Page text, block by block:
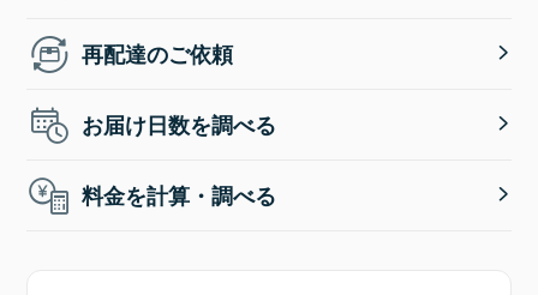
再配達のご依頼
お届け日数を調べる
料金を計算・調べる